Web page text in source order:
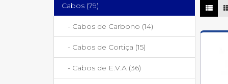
Cabos (79)
- Cabos de Carbono (14)
- Cabos de Cortiça (15)
- Cabos de E.V.A (36)